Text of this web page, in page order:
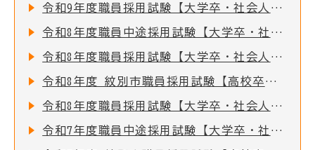
令和9年度職員採用試験【大学卒・社会人経験者・公務員経験者】の実施について
令和8年度職員中途採用試験【大学卒・社会人経験者・公務員経験者】の実施について
令和8年度職員採用試験【大学卒・社会人経験者・公務員経験者】の実施について（再募集）
令和8年度 紋別市職員採用試験【高校卒】のお知らせ
令和8年度職員採用試験【大学卒・社会人経験者・公務員経験者・保健師】の実施について
令和7年度職員中途採用試験【大学卒・社会人経験者・公務員経験者】の実施について